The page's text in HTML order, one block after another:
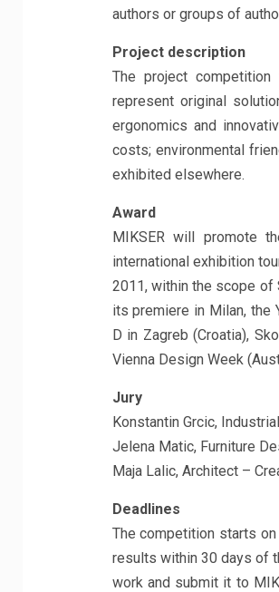
authors or groups of
Project description
The project
represent original
ergonomics and
costs; environmental
exhibited elsewhere.
Award
MIKSER will promote
international exhibition
2011, within the scope
its premiere in Milan, the
D in Zagreb (Croatia),
Vienna Design Week
Jury
Konstantin Grcic,
Jelena Matic, Furniture
Maja Lalic, Architect –
Deadlines
The competition starts
results within 30 days of
work and submit it to